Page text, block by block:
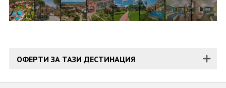
ОФЕРТИ ЗА ТАЗИ ДЕСТИНАЦИЯ